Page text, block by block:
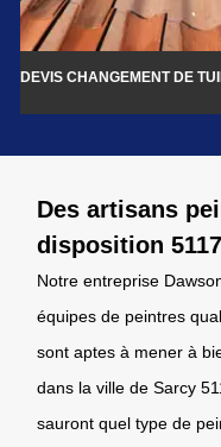
DEVIS CHANGEMENT DE
Des artisans
disposition
Notre entreprise
équipes de peintres
sont aptes à mener à
dans la ville de Sarcy
sauront quel type de